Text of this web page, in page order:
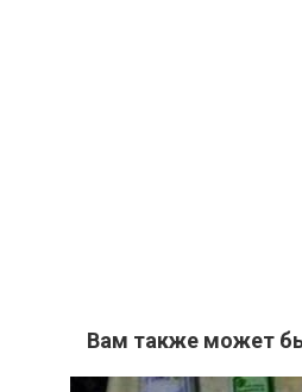
Вам также может